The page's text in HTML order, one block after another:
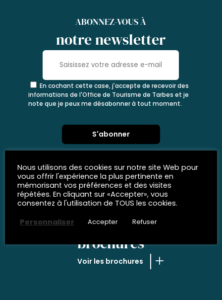
ABONNEZ-VOUS À
notre newsletter
En cochant cette case, j'accepte de recevoir des
informations de l'Office de Tourisme de Tarbes et je
note que je peux me désabonner à tout moment.
NOS
brochures
Voir les brochures
Nous utilisons des cookies sur notre site Web pour
vous offrir l'expérience la plus pertinente en
mémorisant vos préférences et des visites
répétées. En cliquant sur «Accepter», vous
consentez à l'utilisation de TOUS les cookies.
Personnaliser
Accepter Refuser